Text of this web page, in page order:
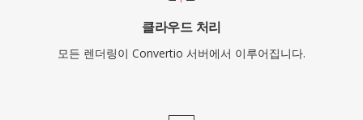
클라우드 처리
모든 렌더링이 Convertio 서버에서 이루어집니다.